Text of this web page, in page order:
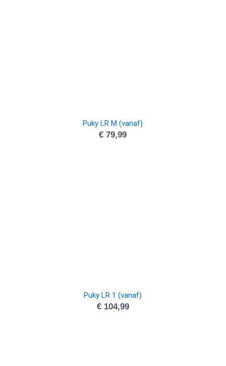
Puky LR M (vanaf)
€ 79,99
Puky LR 1 (vanaf)
€104,99